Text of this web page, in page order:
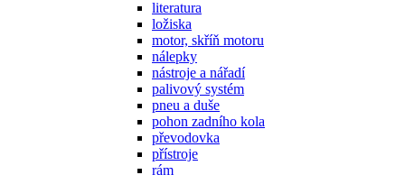
literatura
ložiska
motor, skříň motoru
nálepky
nástroje a nářadí
palivový systém
pneu a duše
pohon zadního kola
převodovka
přístroje
rám